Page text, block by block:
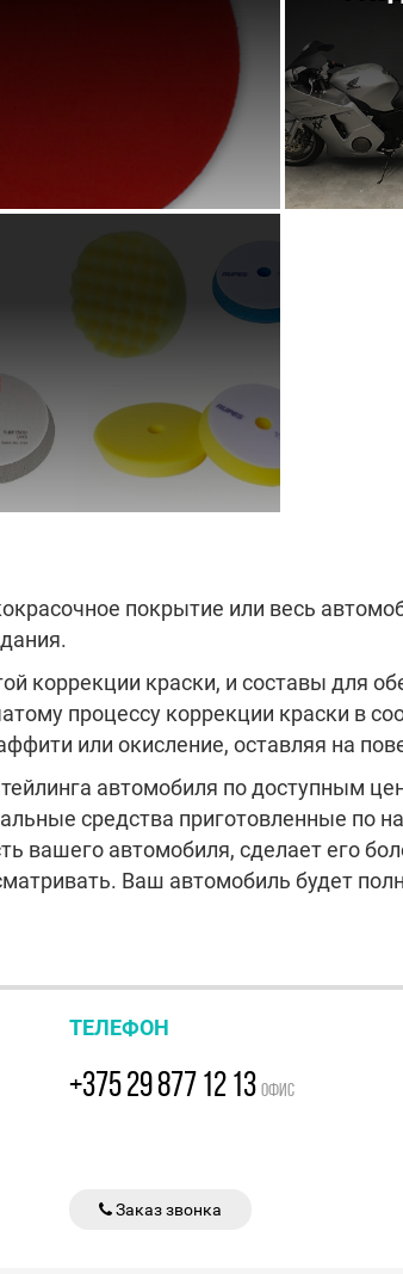
покрытие или весь
коррекции краски, и составы для
процессу коррекции краски в
или окисление, оставляя на
автомобиля по доступным
средства приготовленные по
вашего автомобиля, сделает его
Ваш автомобиль будет
ТЕЛЕФОН
+375 29 877 12 13ОФИС
Заказ звонка